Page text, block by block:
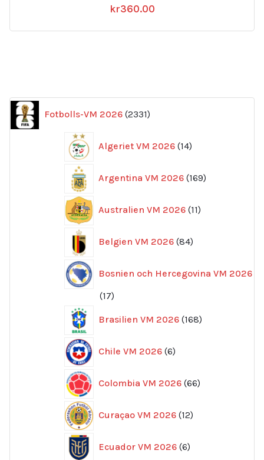
kr360.00
Fotbolls-VM 2026 2331
produkter
Algeriet VM 2026 14
produkter
Argentina VM 2026 169
produkter
Australien VM 2026 11
produkter
Belgien VM 2026 84
produkter
Bosnien och Hercegovina VM 2026
1717
Brasilien VM 2026 168
produkter
Chile VM 2026 6
produkter
Colombia VM 2026 66
produkter
Curaçao VM 2026 12
produkter
Ecuador VM 2026 6
produkter